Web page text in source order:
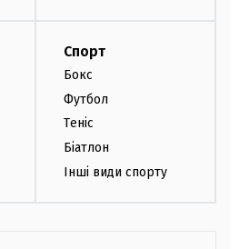
Спорт
Бокс
Футбол
Теніс
Біатлон
Інші види спорту